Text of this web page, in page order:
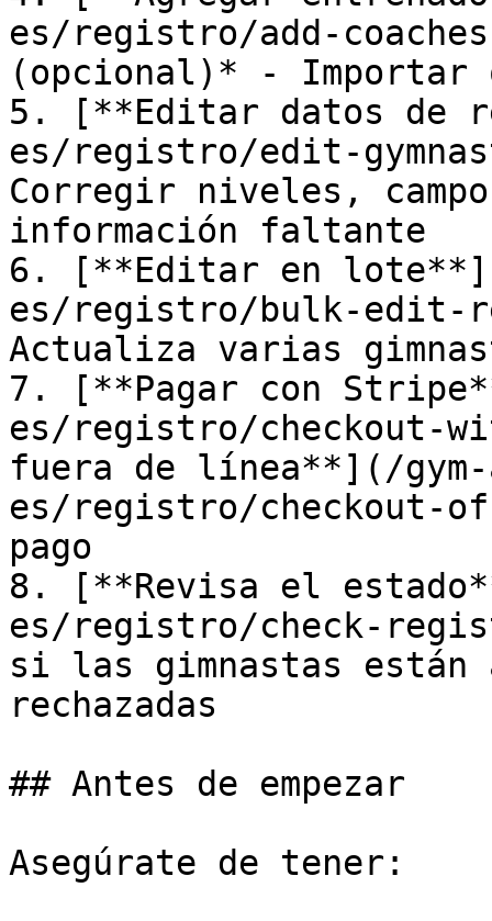
es/registro/add-
(opcional)* - Importar
5. [**Editar datos de
es/registro/edit-
Corregir niveles,
información faltante
6. [**Editar en
es/registro/bulk-edit-
Actualiza varias
7. [**Pagar con
es/registro/checkout-
fuera de línea**](/
es/registro/checkout-
pago
8. [**Revisa el
es/registro/check-
si las gimnastas están
rechazadas
## Antes de empezar
Asegúrate de tener: